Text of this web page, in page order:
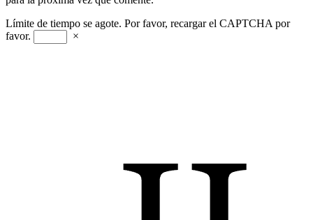
Límite de tiempo se agote. Por favor, recargar el CAPTCHA por
favor.
×